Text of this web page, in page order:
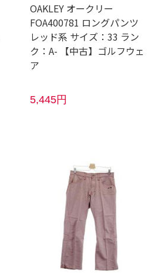
OAKLEY オークリー
FOA400781 ロングパンツ
レッド系 サイズ：33 ラン
ク：A- 【中古】ゴルフウェ
ア
5,445円